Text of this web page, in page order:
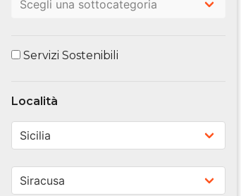
Servizi Sostenibili
Località